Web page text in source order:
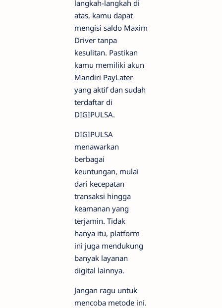
langkah-langkah di
atas, kamu dapat
mengisi saldo Maxim
Driver tanpa
kesulitan. Pastikan
kamu memiliki akun
Mandiri PayLater
yang aktif dan sudah
terdaftar di
DIGIPULSA.
DIGIPULSA
menawarkan
berbagai
keuntungan, mulai
dari kecepatan
transaksi hingga
keamanan yang
terjamin. Tidak
hanya itu, platform
ini juga mendukung
banyak layanan
digital lainnya.
Jangan ragu untuk
mencoba metode ini.